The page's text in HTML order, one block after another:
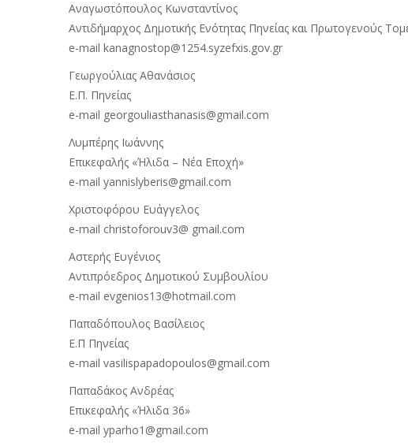
Αναγωστόπουλος Κωνσταντίνος
Αντιδήμαρχος Δημοτικής Ενότητας Πηνείας και Πρωτογενούς
e-mail kanagnostop@1254.syzefxis.gov.gr
Γεωργούλιας Αθανάσιος
Ε.Π. Πηνείας
e-mail georgouliasthanasis@gmail.com
Λυμπέρης Ιωάννης
Eπικεφαλής «Ήλιδα – Νέα Εποχή»
e-mail yannislyberis@gmail.com
Χριστοφόρου Ευάγγελος
e-mail christoforouv3@ gmail.com
Αστερής Ευγένιος
Αντιπρόεδρος Δημοτικού Συμβουλίου
e-mail evgenios13@hotmail.com
Παπαδόπουλος Βασίλειος
Ε.Π Πηνείας
e-mail vasilispapadopoulos@gmail.com
Παπαδάκος Ανδρέας
Eπικεφαλής «Ήλιδα 36»
e-mail yparho1@gmail.com